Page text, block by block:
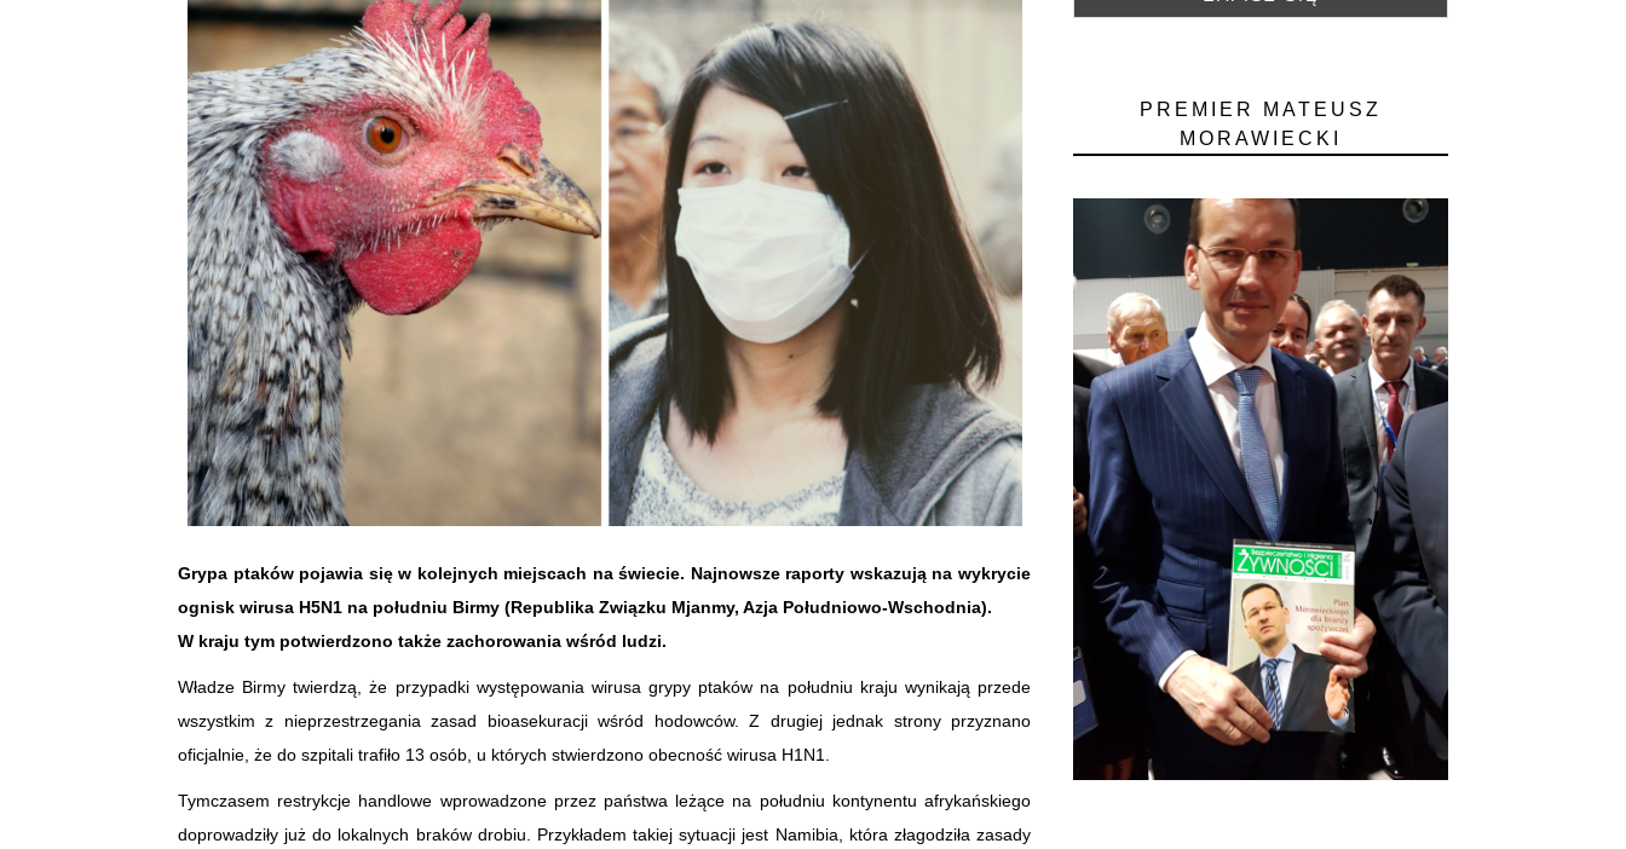
Grypa ptaków pojawia się w kolejnych miejscach na świecie. Najnowsze raporty wskazują na wykrycie
ognisk wirusa H5N1 na południu Birmy (Republika Związku Mjanmy, Azja Południowo-Wschodnia).
W kraju tym potwierdzono także zachorowania wśród ludzi.
Władze Birmy twierdzą, że przypadki występowania wirusa grypy ptaków na południu kraju wynikają przede
wszystkim z nieprzestrzegania zasad bioasekuracji wśród hodowców. Z drugiej jednak strony przyznano
oficjalnie, że do szpitali trafiło 13 osób, u których stwierdzono obecność wirusa H1N1.
Tymczasem restrykcje handlowe wprowadzone przez państwa leżące na południu kontynentu afrykańskiego
doprowadziły już do lokalnych braków drobiu. Przykładem takiej sytuacji jest Namibia, która złagodziła zasady
PREMIER MATEUSZ
MORAWIECKI